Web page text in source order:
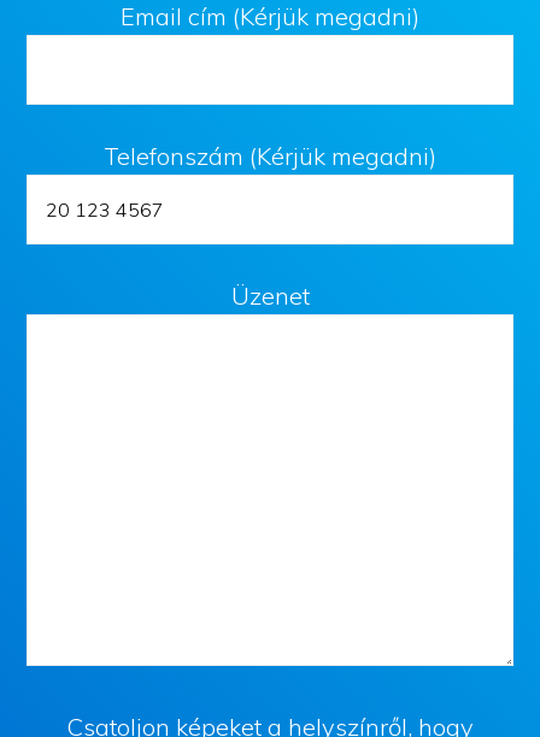
Email cím (Kérjük megadni)
Telefonszám (Kérjük megadni)
Üzenet
Csatoljon képeket a helyszínről, hogy